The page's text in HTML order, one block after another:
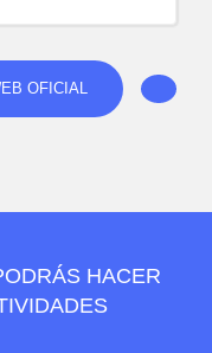
OFICIAL
HACER